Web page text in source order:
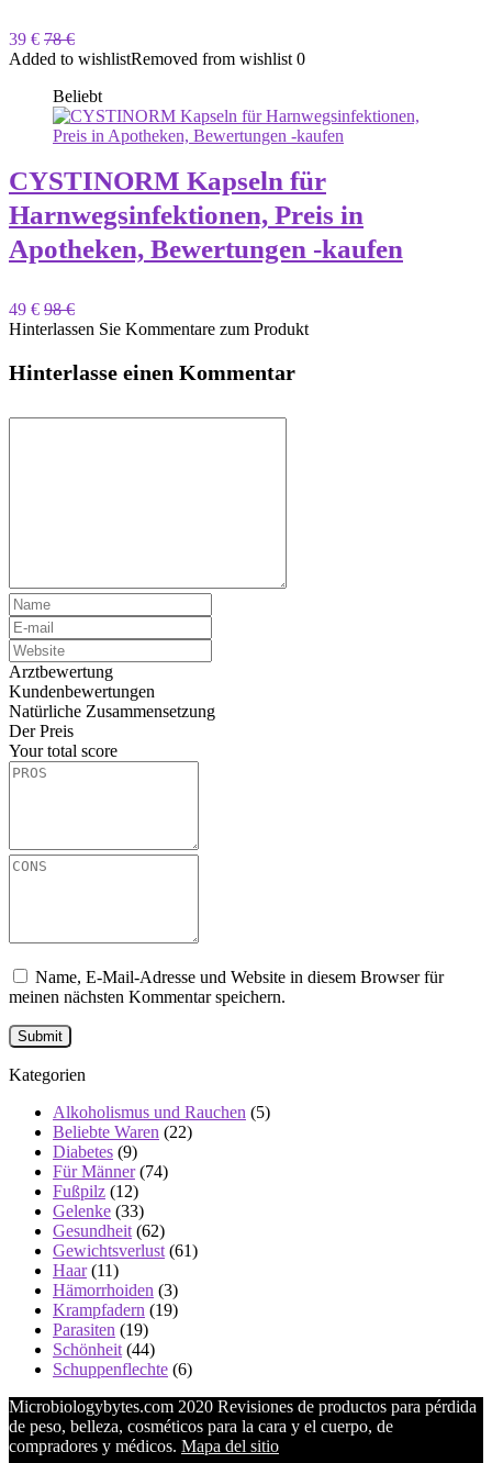
39 € 78 €
Added to wishlistRemoved from wishlist 0
Beliebt
CYSTINORM Kapseln für
Harnwegsinfektionen, Preis in
Apotheken, Bewertungen -kaufen
49 € 98 €
Hinterlassen Sie Kommentare zum Produkt
Hinterlasse einen Kommentar
Arztbewertung
Kundenbewertungen
Natürliche Zusammensetzung
Der Preis
Your total score
Name, E-Mail-Adresse und Website in diesem Browser für
meinen nächsten Kommentar speichern.
Kategorien
Alkoholismus und Rauchen (5)
Beliebte Waren (22)
Diabetes (9)
Für Männer(74)
Fußpilz (12)
Gelenke (33)
Gesundheit (62)
Gewichtsverlust (61)
Haar(11)
Hämorrhoiden (3)
Krampfadern (19)
Parasiten (19)
Schönheit (44)
Schuppenflechte (6)
Microbiologybytes.com 2020 Revisiones de productos para pérdida
de peso, belleza, cosméticos para la cara y el cuerpo, de
compradores y médicos. Mapa del sitio